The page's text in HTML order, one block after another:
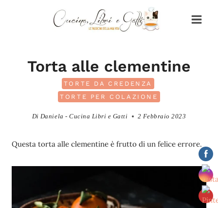
Torta alle clementine
TORTE DA CREDENZA
TORTE PER COLAZIONE
Di Daniela - Cucina Libri e Gatti 2 Febbraio 2023
Questa torta alle clementine è frutto di un felice errore.